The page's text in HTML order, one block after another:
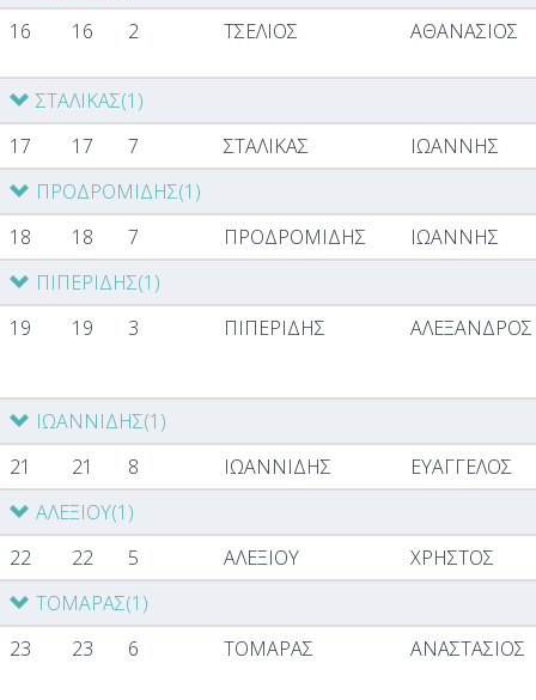
16
16 2 ΤΣΕΛΙΟΣ ΑΘΑΝΑΣΙΟΣ
ΣΤΑΛΙΚΑΣ(1)
17
17 7 ΣΤΑΛΙΚΑΣ
ΙΩΑΝΝΗΣ
ΠΡΟΔΡΟΜΙΔΗΣ(1)
18
18 7 ΠΡΟΔΡΟΜΙΔΗΣ
ΙΩΑΝΝΗΣ
ΠΙΠΕΡΙΔΗΣ(1)
19
19 3 ΠΙΠΕΡΙΔΗΣ ΑΛΕΞΑΝΔΡΟΣ
ΙΩΑΝΝΙΔΗΣ(1)
21
21 8 ΙΩΑΝΝΙΔΗΣ
ΕΥΑΓΓΕΛΟΣ
ΑΛΕΞΙΟΥ(1)
22
22 5 ΑΛΕΞΙΟΥ
ΧΡΗΣΤΟΣ
ΤΟΜΑΡΑΣ(1)
23
23 6 ΤΟΜΑΡΑΣ ΑΝΑΣΤΑΣΙΟΣ